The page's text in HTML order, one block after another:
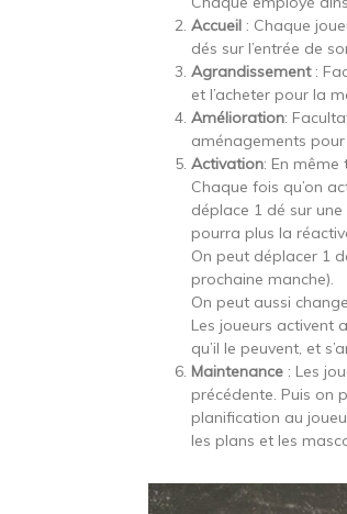
Accueil : Chaque
dés sur l’entrée de
Agrandissement:
et l’acheter pour la
Amélioration:
aménagements
Activation: En même
Chaque fois qu’on
déplace 1 dé sur
pourra plus la
On peut déplacer 1
prochaine manche).
On peut aussi
Les joueurs activent
qu’il le peuvent, et
Maintenance : Les
précédente. Puis on
planification au
les plans et les